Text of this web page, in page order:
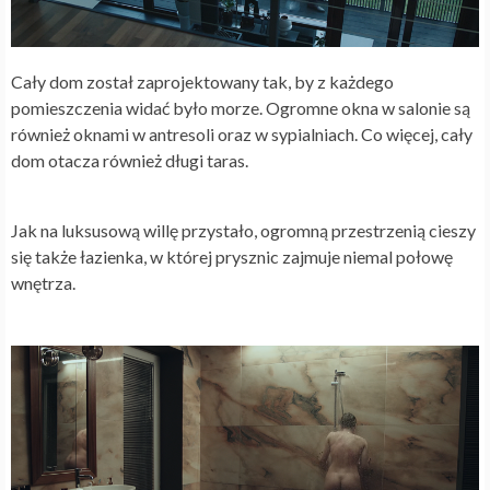
Cały dom został zaprojektowany tak, by z każdego
pomieszczenia widać było morze. Ogromne okna w salonie są
również oknami w antresoli oraz w sypialniach. Co więcej, cały
dom otacza również długi taras.
Jak na luksusową willę przystało, ogromną przestrzenią cieszy
się także łazienka, w której prysznic zajmuje niemal połowę
wnętrza.